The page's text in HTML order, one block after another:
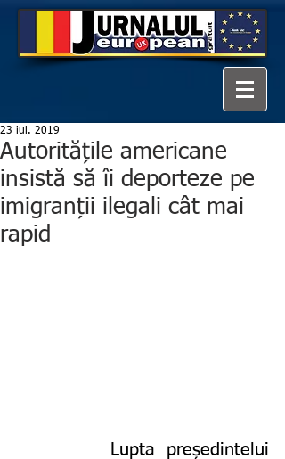
Autoritățile americane
insistă să îi deporteze pe
imigranții ilegali cât mai
rapid
23 iul. 2019